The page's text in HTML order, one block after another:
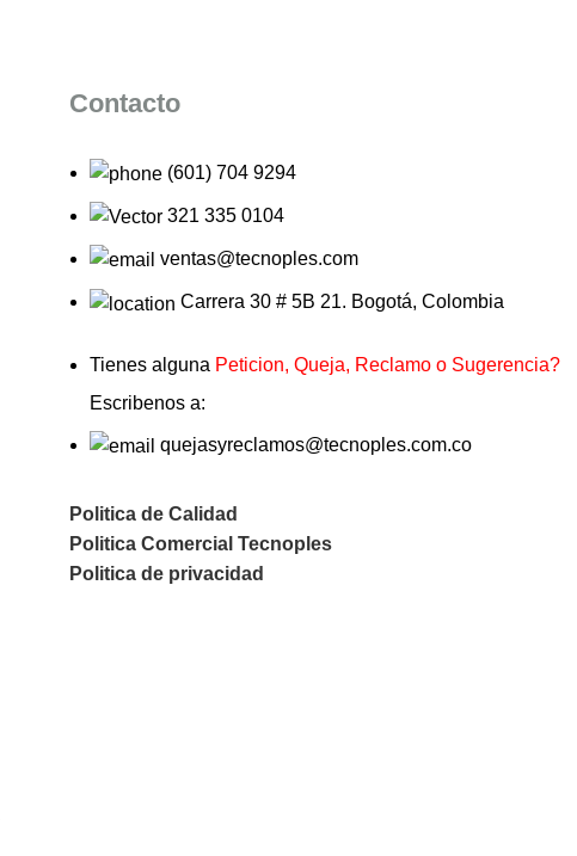
Contacto
(601) 704 9294
321 335 0104
ventas@tecnoples.com
Carrera 30 # 5B 21. Bogotá, Colombia
Tienes alguna Peticion, Queja, Reclamo o Sugerencia?
Escribenos a:
quejasyreclamos@tecnoples.com.co
Politica de Calidad
Politica Comercial Tecnoples
Politica de privacidad